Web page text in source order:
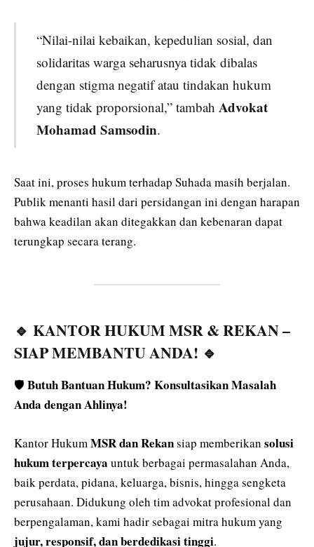
“Nilai-nilai kebaikan, kepedulian sosial, dan
solidaritas warga seharusnya tidak dibalas
dengan stigma negatif atau tindakan hukum
yang tidak proporsional,” tambah Advokat
Mohamad Samsodin.
Saat ini, proses hukum terhadap Suhada masih berjalan.
Publik menanti hasil dari persidangan ini dengan harapan
bahwa keadilan akan ditegakkan dan kebenaran dapat
terungkap secara terang.
🔹 KANTOR HUKUM MSR & REKAN –
SIAP MEMBANTU ANDA! 🔹
🛡️ Butuh Bantuan Hukum? Konsultasikan Masalah
Anda dengan Ahlinya!
Kantor Hukum MSR dan Rekansiap memberikan solusi
hukum terpercaya untuk berbagai permasalahan Anda,
baik perdata, pidana, keluarga, bisnis, hingga sengketa
perusahaan. Didukung oleh tim advokat profesional dan
berpengalaman, kami hadir sebagai mitra hukum yang
jujur, responsif, dan berdedikasi tinggi.